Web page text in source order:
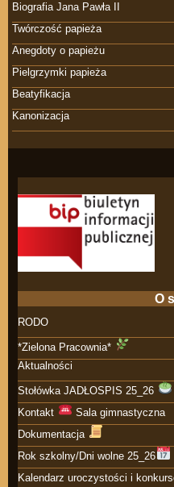
Biografia Jana Pawła II
Twórczość papieża
Anegdoty o papieżu
Pielgrzymki papieża
Beatyfikacja
Kanonizacja
O
RODO
*Zielona Pracownia*
Aktualności
Stołówka JADŁOSPIS 25_26
Kontakt
Sala gimnastyczna
Dokumentacja
Rok szkolny/Dni wolne 25_26
Kalendarz uroczystości i